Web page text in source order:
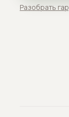
Разобрать